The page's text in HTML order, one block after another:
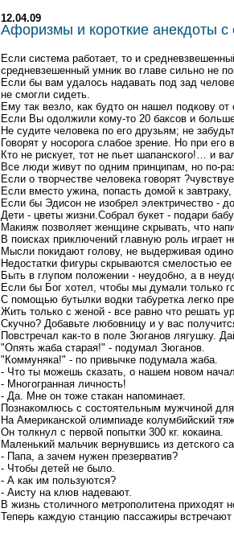
12.04.09
Афоризмы и короткие анекдоты с
Если система работает, то и
средневзешенный умник во главе сильно не
Если бы вам удалось надавать под зад
не смогли сидеть.
Ему так везло, как будто он нашел подкову от
Если Вы одолжили кому-то 20 баксов и
Не судите человека по его друзьям; не
Говорят у носорога слабое зрение. Но при
Кто не рискует, тот не пьет шапанского!… и
Все люди живут по одним принципам, но по-
Если о творчестве человека говорят
Если вместо ужина, попасть домой к
Если бы Эдисон не изобрел электричество -
Дети - цветы жизни.Собрал букет - подари
Макияж позволяет женщине скрывать, что
В поисках приключений главную роль играет
Мысли покидают голову, не выдерживая
Недостатки фигуры скрываются смелостью
Быть в глупом положении - неудобно, а в
Если бы Бог хотел, чтобы мы думали только
С помощью бутылки водки табуретка легко
Жить только с женой - все равно что решать
Скучно? Добавьте любовницу и у вас
Повстречал как-то в поле Зюганов лягушку.
"Опять жаба старая!" - подумал Зюганов.
"Коммуняка!" - по привычке подумала жаба.
- Что ты можешь сказать, о нашем новом
- Многогранная личность!
- Да. Мне он тоже стакан напоминает.
Познакомлюсь с состоятельным мужчиной
На Американской олимпиаде колумбийский
Он толкнул с первой попытки 300 кг. кокаина.
Маленький мальчик вернувшись из детского
- Папа, а зачем нужен презерватив?
- Чтобы детей не было.
- А как им пользуются?
- Аисту на клюв надевают.
В жизнь столичного метрополитена приходят
Теперь каждую станцию пассажиры